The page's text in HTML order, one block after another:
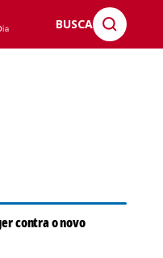
BUSCA
contra o novo